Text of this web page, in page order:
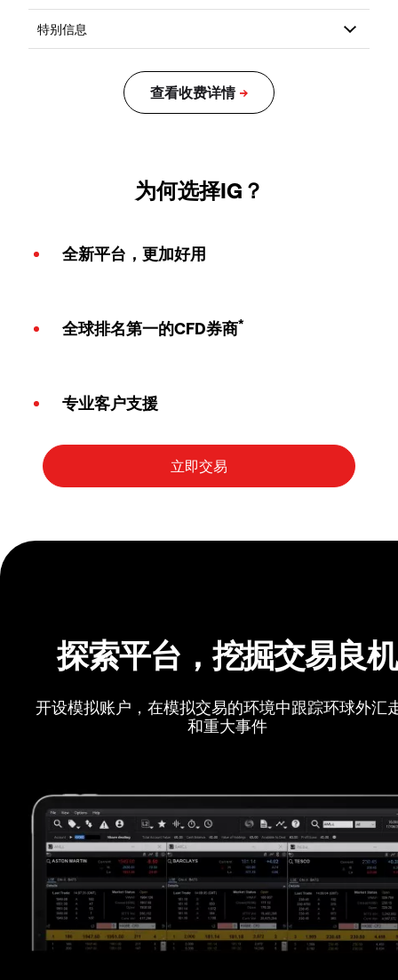
为何选择IG？
全新平台，更加好用
全球排名第一的CFD券商*
专业客户支援
探索平台，挖掘交易良机
开设模拟账户，在模拟交易的环境中跟踪环球外汇
和重大事件